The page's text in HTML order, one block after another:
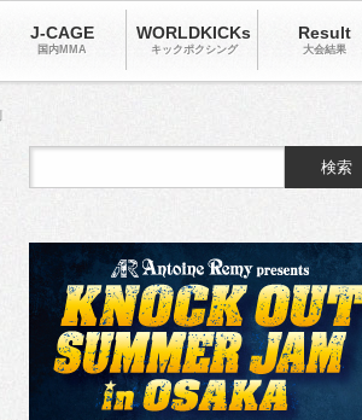
J-CAGE
国内MMA
WORLDKICKs
キックポクシング
Result
大会結果